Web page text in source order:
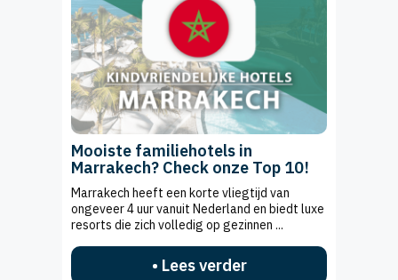
Mooiste familiehotels in
Marrakech? Check onze Top 10!
Marrakech heeft een korte vliegtijd van
ongeveer 4 uur vanuit Nederland en biedt luxe
resorts die zich volledig op gezinnen ...
• Lees verder